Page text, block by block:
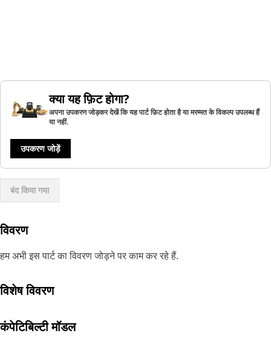
क्या यह फ़िट होगा?
अपना उपकरण जोड़कर देखें कि यह पार्ट फ़िट होता है या मरम्मत के विकल्प उपलब्ध हैं
या नहीं.
उपकरण जोड़ें
बंद किया गया
विवरण
हम अभी इस पार्ट का विवरण जोड़ने पर काम कर रहे हैं.
विशेष विवरण
कंपेटिबिल्टी मॉडल